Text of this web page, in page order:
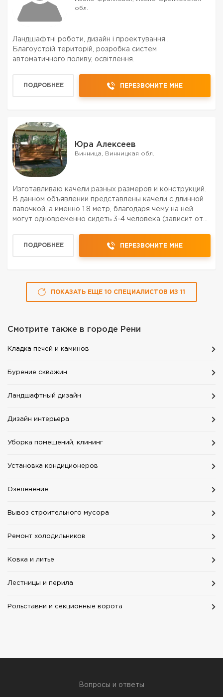
обл.
Ландшафтні роботи, дизайн і проектування .
Благоустрій територій, розробка систем
автоматичного поливу, освітлення.
ПОДРОБНЕЕ ПЕРЕЗВОНИТЕ МНЕ
Юра Алексеев
Винница, Винницкая обл.
Изготавливаю качели разных размеров и конструкций.
В данном объявлении представлены качели с длинной
лавочкой, а именно 1.8 метр, благодаря чему на ней
могут одновременно сидеть 3-4 человека (зависит от
масс...
ПОДРОБНЕЕ ПЕРЕЗВОНИТЕ МНЕ
ПОКАЗАТЬ ЕЩЕ 10 СПЕЦИАЛИСТОВ ИЗ 11
Смотрите также в городе Рени
Кладка печей и каминов
Бурение скважин
Ландшафтный дизайн
Дизайн интерьера
Уборка помещений, клининг
Установка кондиционеров
Озеленение
Вывоз строительного мусора
Ремонт холодильников
Ковка и литье
Лестницы и перила
Рольставни и секционные ворота
Вопросы и ответы